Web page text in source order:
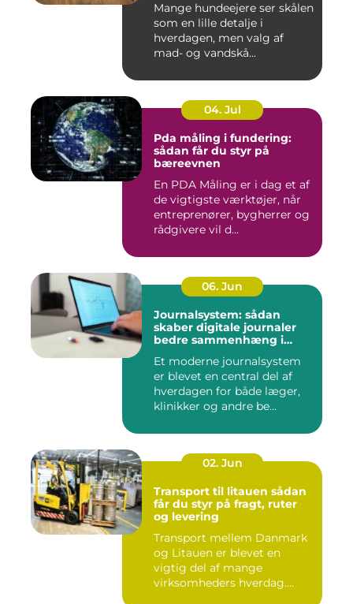
Mange hundeejere ser skålen
som en lille detalje i
hverdagen, men valg af
mad- og vandskå...
04. Jul
Pda måling i fundering:
sådan får du styr på
bæreevnen
En PDA Måling er i dag et af
de vigtigste værktøjer, når
entreprenører, bygherrer og
rådgivere vil d...
06. Jun
Journalsystem: sådan
skaber digitale journaler
bedre sammenhæng i
Et moderne journalsystem
er blevet en central del af
hverdagen for både læger,
klinikker og andre be...
02. Jun
Transport til litauen sådan
får du styr på fragt, ruter
og levering
Transport mellem Danmark
og Litauen er blevet en
vigtig del af mange
virksomheders hverdag.